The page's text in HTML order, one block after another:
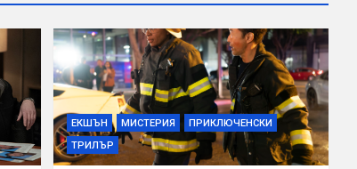
ЕКШЪН МИСТЕРИЯ
ПРИКЛЮЧЕНСКИ
ТРИЛЪР